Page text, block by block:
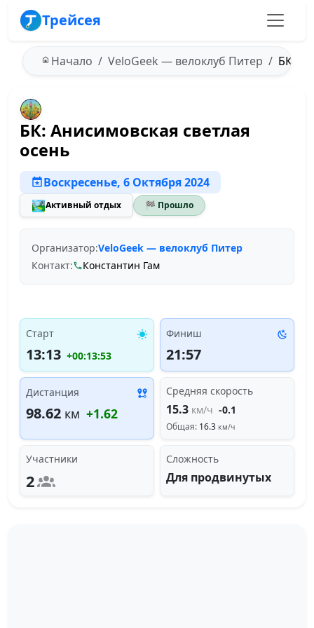
Трейсея
Начало VeloGeek — велоклуб Питер БК:
БК: Анисимовская светлая
осень
Воскресенье, 6 Октября 2024
🏞️Активный отдых 🏁 Прошло
Организатор:VeloGeek — велоклуб Питер
Контакт:
Константин Гам
Старт
13:13 +00:13:53
Финиш
21:57
Дистанция
98.62 км +1.62
Средняя скорость
15.3 км/ч -0.1
Общая: 16.3 км/ч
Участники
2
Сложность
Для продвинутых